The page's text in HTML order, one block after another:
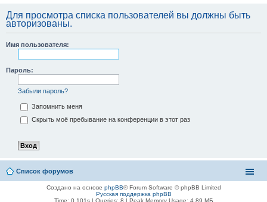
Для просмотра списка пользователей вы должны быть
авторизованы.
Имя пользователя:
Пароль:
Забыли пароль?
Запомнить меня
Скрыть моё пребывание на конференции в этот раз
Список форумов
Создано на основе phpBB® Forum Software © phpBB Limited
Русская поддержка phpBB
Time: 0.101s| Queries: 8 | Peak Memory Usage: 4.89 МБ